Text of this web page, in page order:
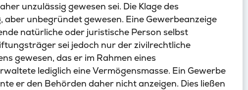
unzulässig gewesen sei. Die Klage des
unbegründet gewesen. Eine Gewerbeanzeige
natürliche oder juristische Person selbst
sei jedoch nur der zivilrechtliche
gewesen, das er im Rahmen eines
lediglich eine Vermögensmasse. Ein Gewerbe
er den Behörden daher nicht anzeigen. Dies ließen